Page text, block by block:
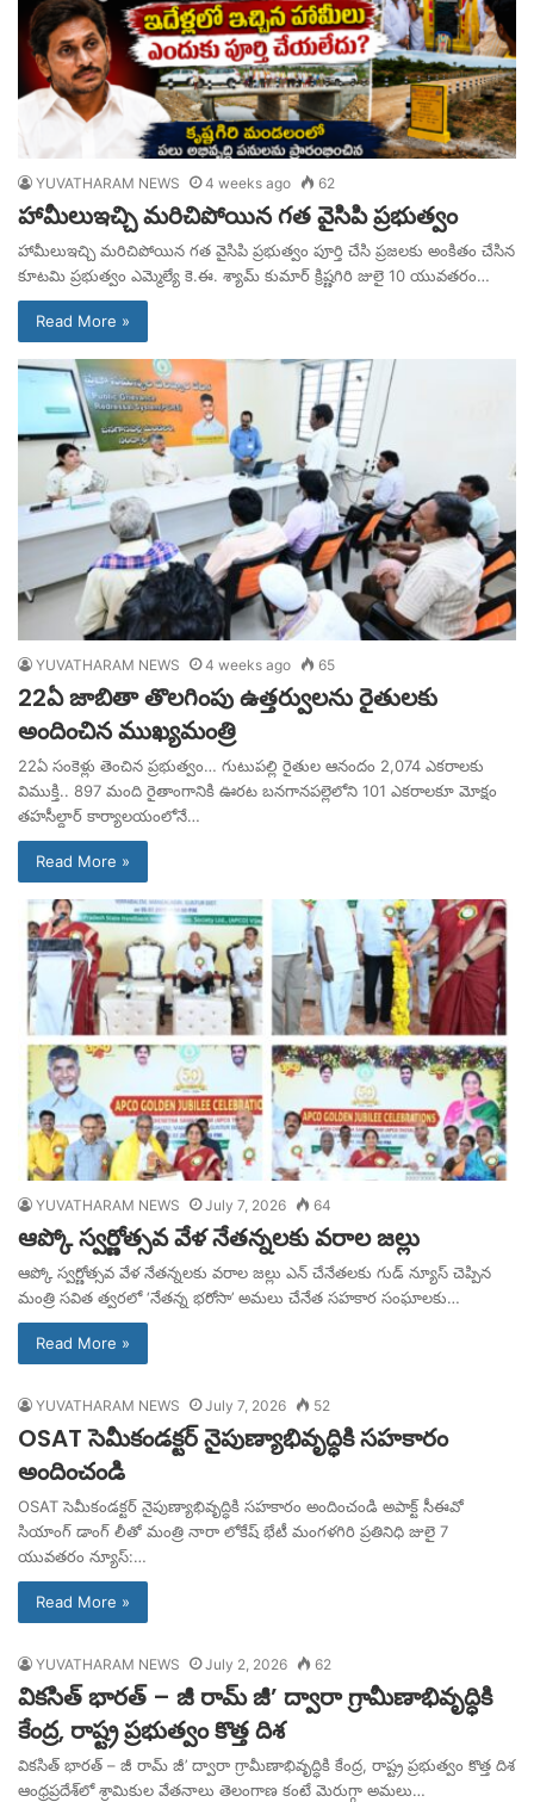
YUVATHARAM NEWS 4 weeks ago 62
హామీలుఇచ్చి మరిచిపోయిన గత వైసిపి ప్రభుత్వం
హామీలుఇచ్చి మరిచిపోయిన గత వైసిపి ప్రభుత్వం పూర్తి చేసి ప్రజలకు అంకితం చేసిన
కూటమి ప్రభుత్వం ఎమ్మెల్యే కె.ఈ. శ్యామ్ కుమార్ క్రిష్ణగిరి జులై 10 యువతరం…
Read More »
YUVATHARAM NEWS 4 weeks ago 65
22ఏ జాబితా తొలగింపు ఉత్తర్వులను రైతులకు
అందించిన ముఖ్యమంత్రి
22ఏ సంకెళ్లు తెంచిన ప్రభుత్వం… గుటుపల్లి రైతుల ఆనందం 2,074 ఎకరాలకు
విముక్తి.. 897 మంది రైతాంగానికి ఊరట బనగానపల్లెలోని 101 ఎకరాలకూ మోక్షం
తహసీల్దార్ కార్యాలయంలోనే…
Read More »
YUVATHARAM NEWS July 7, 2026 64
ఆప్కో స్వర్ణోత్సవ వేళ నేతన్నలకు వరాల జల్లు
ఆప్కో స్వర్ణోత్సవ వేళ నేతన్నలకు వరాల జల్లు ఎన్ చేనేతలకు గుడ్ న్యూస్ చెప్పిన
మంత్రి సవిత త్వరలో ‘నేతన్న భరోసా’ అమలు చేనేత సహకార సంఘాలకు…
Read More »
YUVATHARAM NEWS July 7, 2026 52
OSAT సెమీకండక్టర్ నైపుణ్యాభివృద్ధికి సహకారం
అందించండి
OSAT సెమీకండక్టర్ నైపుణ్యాభివృద్ధికి సహకారం అందించండి అపాక్ట్ సీఈవో
సియాంగ్ డాంగ్ లీతో మంత్రి నారా లోకేష్ భేటీ మంగళగిరి ప్రతినిధి జులై 7
యువతరం న్యూస్:…
Read More »
YUVATHARAM NEWS July 2, 2026 62
వికసిత్ భారత్ – జీ రామ్‌ జీ’ ద్వారా గ్రామీణాభివృద్ధికి
కేంద్ర, రాష్ట్ర ప్రభుత్వం కొత్త దిశ
వికసిత్ భారత్ – జీ రామ్‌ జీ’ ద్వారా గ్రామీణాభివృద్ధికి కేంద్ర, రాష్ట్ర ప్రభుత్వం కొత్త దిశ
ఆంధ్రప్రదేశ్‌లో శ్రామికుల వేతనాలు తెలంగాణ కంటే మెరుగ్గా అమలు…